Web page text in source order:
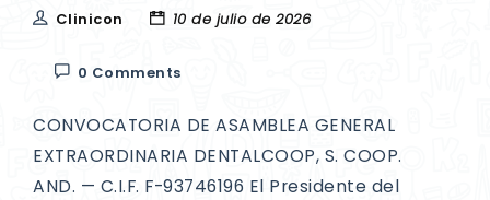
Clinicon 10 de julio de 2026
0 Comments
CONVOCATORIA DE ASAMBLEA GENERAL
EXTRAORDINARIA DENTALCOOP, S. COOP.
AND. — C.I.F. F-93746196 El Presidente del